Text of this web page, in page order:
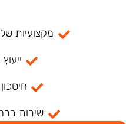
מקצועיות של
ייעוץ
שירות